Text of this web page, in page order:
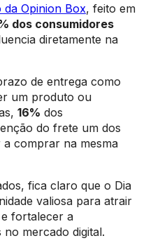
da Opinion Box, feito em
dos consumidores
diretamente na
de entrega como
um produto ou
16% dos
do frete um dos
comprar na mesma
fica claro que o Dia
valiosa para atrair
fortalecer a
no mercado digital.